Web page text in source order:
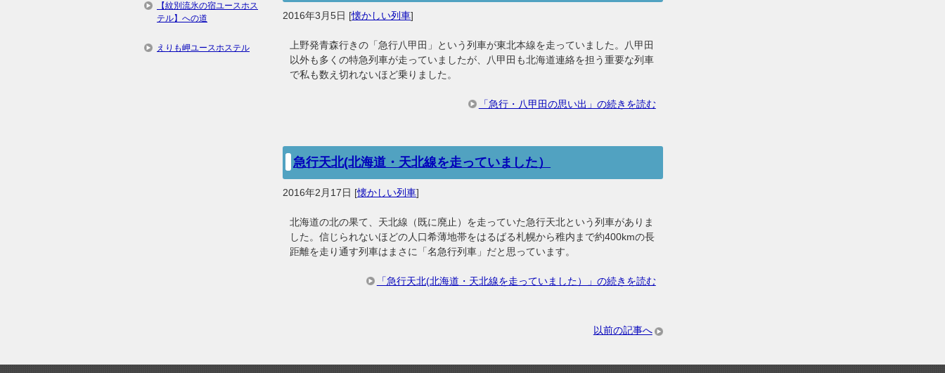
2016年3月5日 [懐かしい列車]
上野発青森行きの「急行八甲田」という列車が東北本線を走っていました。八甲田
以外も多くの特急列車が走っていましたが、八甲田も北海道連絡を担う重要な列車
で私も数え切れないほど乗りました。
「急行・八甲田の思い出」の続きを読む
急行天北(北海道・天北線を走っていました）
2016年2月17日 [懐かしい列車]
北海道の北の果て、天北線（既に廃止）を走っていた急行天北という列車がありま
した。信じられないほどの人口希薄地帯をはるばる札幌から稚内まで約400kmの長
距離を走り通す列車はまさに「名急行列車」だと思っています。
「急行天北(北海道・天北線を走っていました）」の続きを読む
以前の記事へ
【紋別流氷の宿ユースホス
テル】への道
えりも岬ユースホステル